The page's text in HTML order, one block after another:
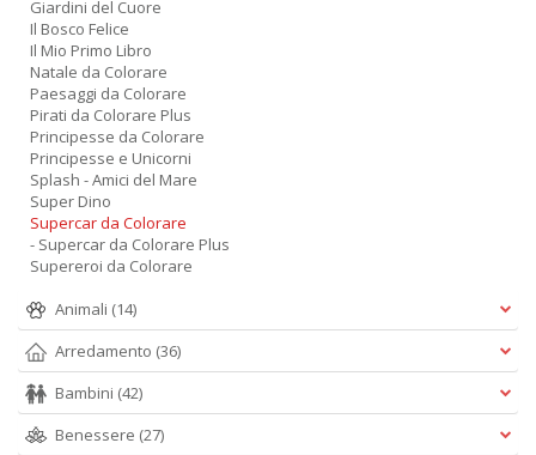
Giardini del Cuore
Il Bosco Felice
Il Mio Primo Libro
Natale da Colorare
Paesaggi da Colorare
Pirati da Colorare Plus
Principesse da Colorare
Principesse e Unicorni
Splash - Amici del Mare
Super Dino
Supercar da Colorare
- Supercar da Colorare Plus
Supereroi da Colorare
Animali (14)
Arredamento (36)
Bambini (42)
Benessere (27)